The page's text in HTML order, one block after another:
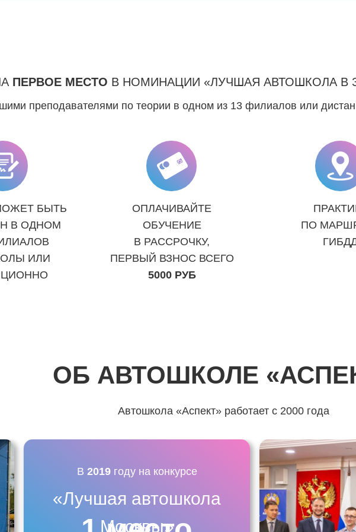
преподавателями по теории в одном из 13 филиалов или
БЫТЬ
В ОДНОМ
ИЛИ
ПО
ОПЛАЧИВАЙТЕ
ОБУЧЕНИЕ
В РАССРОЧКУ,
ПЕРВЫЙ ВЗНОС ВСЕГО
5000 РУБ
ПЕРВОЕ МЕСТО В НОМИНАЦИИ «ЛУЧШАЯ АВТОШКОЛА В
ОБ АВТОШКОЛЕ
Автошкола «Аспект» работает с 2000 года
В 2019году на конкурсе
«Лучшая автошкола
Москвы»